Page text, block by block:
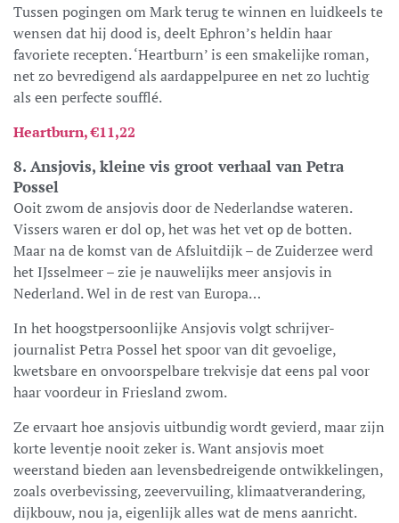
Tussen pogingen om Mark terug te winnen en luidkeels te
wensen dat hij dood is, deelt Ephron’s heldin haar
favoriete recepten. ‘Heartburn’ is een smakelijke roman,
net zo bevredigend als aardappelpuree en net zo luchtig
als een perfecte soufflé.
Heartburn, €11,22
8. Ansjovis, kleine vis groot verhaal van Petra
Possel
Ooit zwom de ansjovis door de Nederlandse wateren.
Vissers waren er dol op, het was het vet op de botten.
Maar na de komst van de Afsluitdijk – de Zuiderzee werd
het IJsselmeer – zie je nauwelijks meer ansjovis in
Nederland. Wel in de rest van Europa…
In het hoogstpersoonlijke Ansjovis volgt schrijver-
journalist Petra Possel het spoor van dit gevoelige,
kwetsbare en onvoorspelbare trekvisje dat eens pal voor
haar voordeur in Friesland zwom.
Ze ervaart hoe ansjovis uitbundig wordt gevierd, maar zijn
korte leventje nooit zeker is. Want ansjovis moet
weerstand bieden aan levensbedreigende ontwikkelingen,
zoals overbevissing, zeevervuiling, klimaatverandering,
dijkbouw, nou ja, eigenlijk alles wat de mens aanricht.